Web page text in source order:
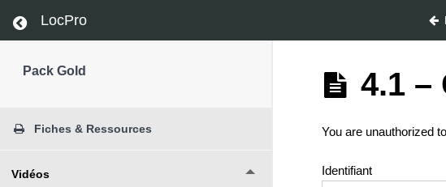
Return to course: Pack Gold
LocPro
Pack Gold
Fiches & Ressources
Vidéos
4.1 –
You are unauthorized
Identifiant